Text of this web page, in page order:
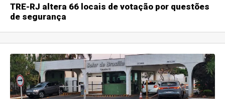
TRE-RJ altera 66 locais de votação por questões
de segurança